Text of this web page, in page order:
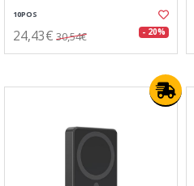
10POS
24,43€ 30,54€ - 20%